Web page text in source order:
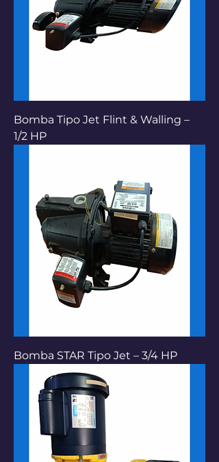
Bomba Tipo Jet Flint & Walling –
1/2 HP
Bomba STAR Tipo Jet – 3/4 HP